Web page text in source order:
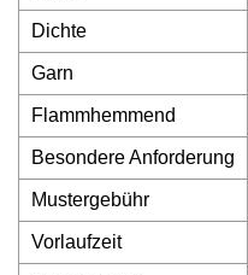
Dichte
Garn
Flammhemmend
Besondere Anforderung
Mustergebühr
Vorlaufzeit